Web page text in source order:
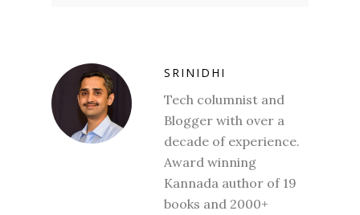
SRINIDHI
Tech columnist and
Blogger with over a
decade of experience.
Award winning
Kannada author of 19
books and 2000+